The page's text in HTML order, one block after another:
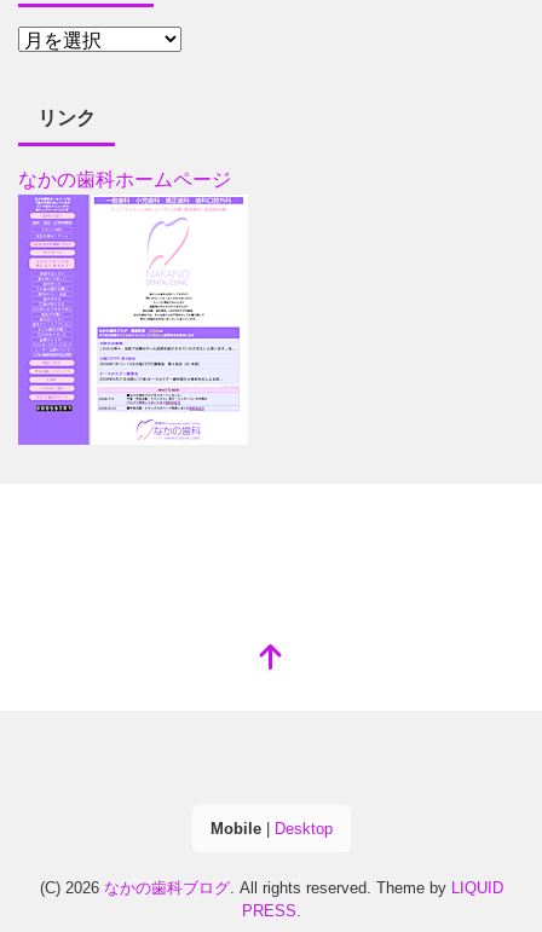
リンク
なかの歯科ホームページ
Mobile| Desktop
(C) 2026 なかの歯科ブログ. All rights reserved. Theme by LIQUID
PRESS